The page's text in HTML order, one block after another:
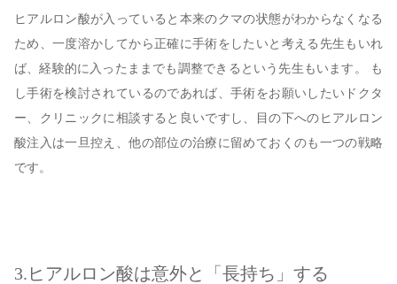
ヒアルロン酸が入っていると本来のクマの状態がわからなくなる
ため、一度溶かしてから正確に手術をしたいと考える先生もいれ
ば、経験的に入ったままでも調整できるという先生もいます。 も
し手術を検討されているのであれば、手術をお願いしたいドクタ
ー、クリニックに相談すると良いですし、目の下へのヒアルロン
酸注入は一旦控え、他の部位の治療に留めておくのも一つの戦略
です。
3.ヒアルロン酸は意外と「長持ち」する